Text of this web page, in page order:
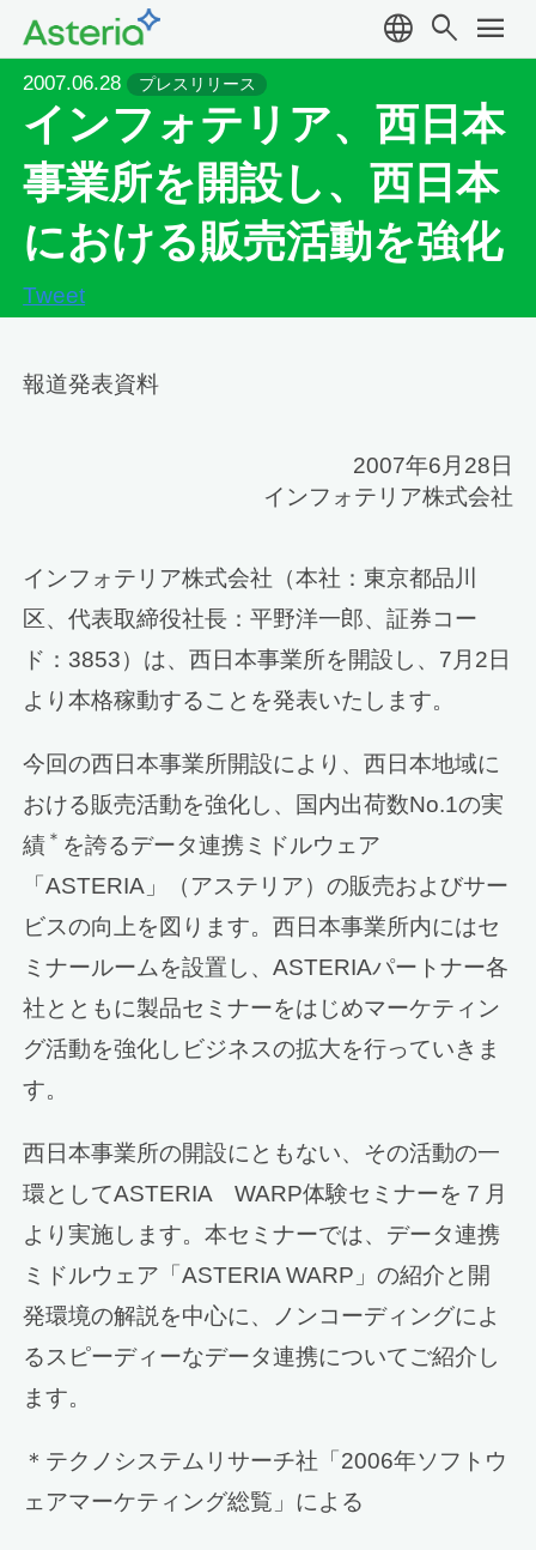
language search menu
2007.06.28 プレスリリース
インフォテリア、西日本
事業所を開設し、西日本
における販売活動を強化
Tweet
報道発表資料
2007年6月28日
インフォテリア株式会社
インフォテリア株式会社（本社：東京都品川
区、代表取締役社長：平野洋一郎、証券コー
ド：3853）は、西日本事業所を開設し、7月2日
より本格稼動することを発表いたします。
今回の西日本事業所開設により、西日本地域に
おける販売活動を強化し、国内出荷数No.1の実
績 ＊ を誇るデータ連携ミドルウェア
「ASTERIA」（アステリア）の販売およびサー
ビスの向上を図ります。西日本事業所内にはセ
ミナールームを設置し、ASTERIAパートナー各
社とともに製品セミナーをはじめマーケティン
グ活動を強化しビジネスの拡大を行っていきま
す。
西日本事業所の開設にともない、その活動の一
環としてASTERIA WARP体験セミナーを７月
より実施します。本セミナーでは、データ連携
ミドルウェア「ASTERIA WARP」の紹介と開
発環境の解説を中心に、ノンコーディングによ
るスピーディーなデータ連携についてご紹介し
ます。
＊テクノシステムリサーチ社「2006年ソフトウ
ェアマーケティング総覧」による